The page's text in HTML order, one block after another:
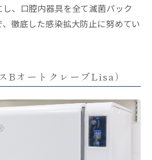
、口腔内器具を全て滅菌パック
徹底した感染拡大防止に努めてい
BオートクレーブLisa）